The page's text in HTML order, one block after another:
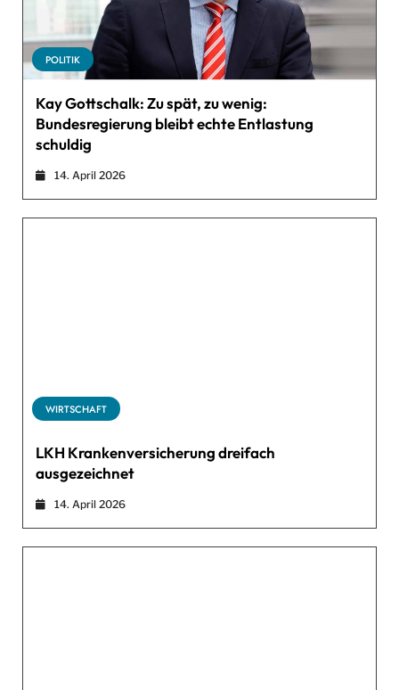
POLITIK
Kay Gottschalk: Zu spät, zu wenig:
Bundesregierung bleibt echte Entlastung
schuldig
14. April 2026
WIRTSCHAFT
LKH Krankenversicherung dreifach
ausgezeichnet
14. April 2026